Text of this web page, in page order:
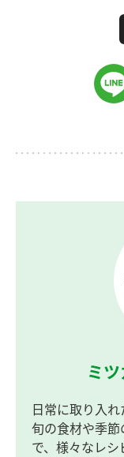
ミ
日常に取り入れ
旬の食材や季節
で、様々なレシ